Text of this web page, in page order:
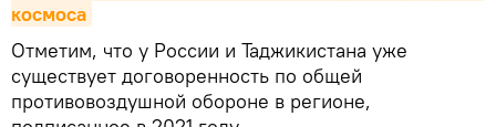
космоса
Отметим, что у России и Таджикистана уже
существует договоренность по общей
противовоздушной обороне в регионе,